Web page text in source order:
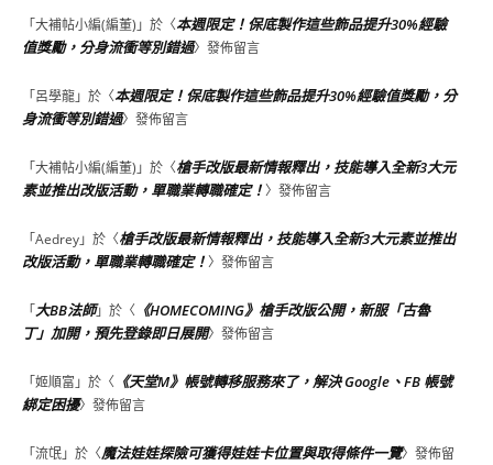
「大補帖小編(編董)」於〈本週限定！保底製作這些飾品提升30%經驗
值獎勵，分身流衝等別錯過〉發佈留言
「 呂學龍」於〈本週限定！保底製作這些飾品提升30%經驗值獎勵，分
身流衝等別錯過〉發佈留言
「大補帖小編(編董)」於〈槍手改版最新情報釋出，技能導入全新3大元
素並推出改版活動，單職業轉職確定！〉發佈留言
「Aedrey」於〈槍手改版最新情報釋出，技能導入全新3大元素並推出
改版活動，單職業轉職確定！〉發佈留言
「大BB法師」於〈 《HOMECOMING》槍手改版公開，新服「古魯
丁」加開，預先登錄即日展開〉發佈留言
「姬順富」於〈 《天堂M》帳號轉移服務來了，解決 Google、FB 帳號
綁定困擾〉發佈留言
「流氓」於〈魔法娃娃探險可獲得娃娃卡位置與取得條件一覽〉發佈留